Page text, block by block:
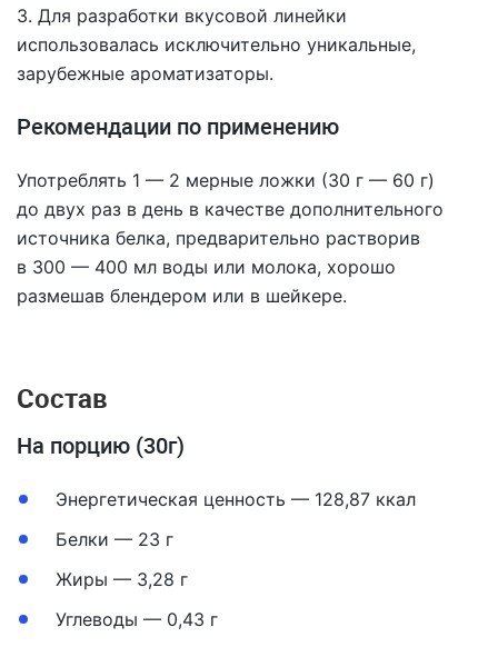
3. Для разработки вкусовой линейки
использовалась исключительно уникальные,
зарубежные ароматизаторы.
Рекомендации по применению
Употреблять 1 — 2 мерные ложки (30 г — 60 г)
до двух раз в день в качестве дополнительного
источника белка, предварительно растворив
в 300 — 400 мл воды или молока, хорошо
размешав блендером или в шейкере.
Состав
На порцию (30г)
Энергетическая ценность — 128,87 ккал
Белки — 23 г
Жиры — 3,28 г
Углеводы — 0,43 г